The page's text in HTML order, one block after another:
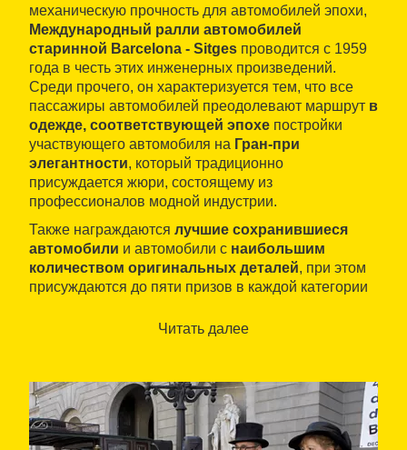
механическую прочность для автомобилей эпохи,
Международный ралли автомобилей
старинной Barcelona - Sitges проводится с 1959
года в честь этих инженерных произведений.
Среди прочего, он характеризуется тем, что все
пассажиры автомобилей преодолевают маршрут в
одежде, соответствующей эпохе постройки
участвующего автомобиля на Гран-при
элегантности, который традиционно
присуждается жюри, состоящему из
профессионалов модной индустрии.
Также награждаются лучшие сохранившиеся
автомобили и автомобили с наибольшим
количеством оригинальных деталей, при этом
присуждаются до пяти призов в каждой категории
год и с 1921 по 1928 год). Призы состоят из
Ситгеса, спонсорами и учреждениями изСитгеса,
а также ассоциациями, связанными с миром
автомобилей. Это праздник, объявленный
объектом национального туристического
Читать далее